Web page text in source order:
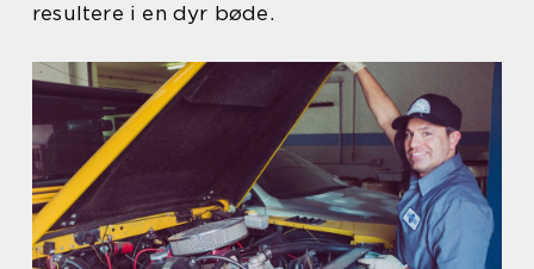
resultere i en dyr bøde.